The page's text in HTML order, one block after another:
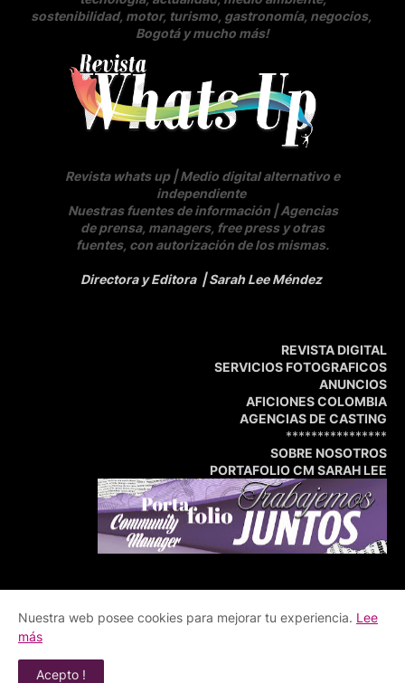
sostenibilidad, motor, turismo, gastronomía, negocios,
Bogotá y mucho más!
Revista whats up | Medio digital alternativo e
independiente
Nuestras fuentes de información | Agencias
de prensa, managers, free press y otras
fuentes, con autorización de los mismas.
Directora y Editora| Sarah Lee Méndez
REVISTA DIGITAL
SERVICIOS FOTOGRAFICOS
ANUNCIOS
AFICIONES COLOMBIA
AGENCIAS DE CASTING
****************
SOBRE NOSOTROS
PORTAFOLIO CM SARAH LEE
© Copyright 2009 - 2026 Revista Whats Up | Central de
Medios | Todos los derechos reservados
Inicio Portafolio Central de Medios
Nuestra web posee cookies para mejorar tu experiencia. Lee
más
Acepto !